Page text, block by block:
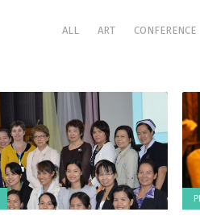
ALL ART CONFERENCE